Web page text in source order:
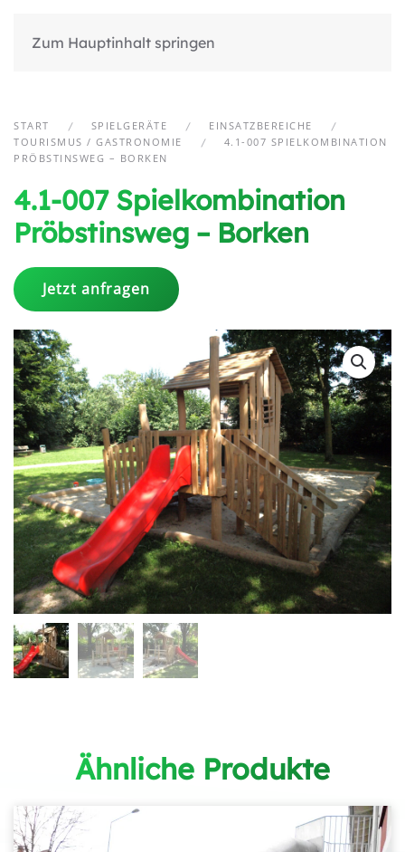
Zum Hauptinhalt springen
START SPIELGERÄTE
EINSATZBEREICHE
TOURISMUS / GASTRONOMIE
4.1-007 SPIELKOMBINATION
PRÖBSTINSWEG – BORKEN
4.1-007 Spielkombination
Pröbstinsweg – Borken
Jetzt anfragen
Ähnliche Produkte